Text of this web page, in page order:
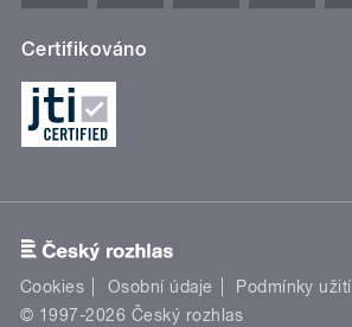
Certifikováno
Cookies Osobní údaje Podmínky užití
© 1997-2026 Český rozhlas